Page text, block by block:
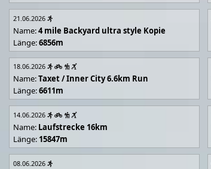
21.06.2026
Name:4 mile Backyard ultra style Kopie
Länge:6856m
18.06.2026
Name:Taxet / Inner City 6.6km Run
Länge:6611m
14.06.2026
Name: Laufstrecke 16km
Länge: 15847m
08.06.2026